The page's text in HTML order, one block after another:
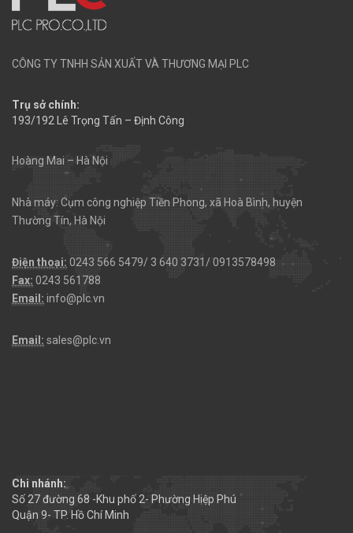
CÔNG TY TNHH SẢN XUẤT VÀ THƯƠNG MẠI PLC
Trụ sở chính:
193/192 Lê Trọng Tấn – Định Công
Hoàng Mai – Hà Nội
Nhà máy: Cụm công nghiệp Tiền Phong, xã Hoà Bình, huyện
Thường Tín, Hà Nội
Điện thoại: 0243 566 5479/ 3 640 3731/ 0913578498
Fax: 0243 561788
Email: info@plc.vn
Email: sales@plc.vn
Chi nhánh:
Số 27 đường 68 -Khu phố 2- Phường Hiệp Phú
Quận 9- TP. Hồ Chí Minh